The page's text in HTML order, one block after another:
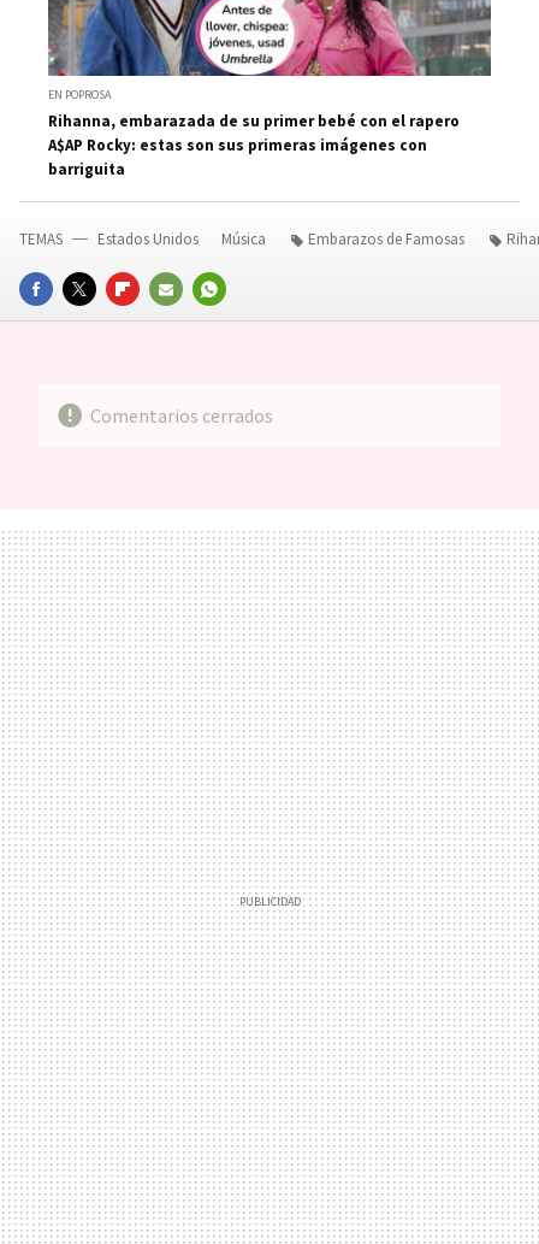
EN POPROSA
Rihanna, embarazada de su primer bebé con el rapero
A$AP Rocky: estas son sus primeras imágenes con
barriguita
FACEBOOKTWITTERFLIPBOARD
E-
WHATSAPP
TEMAS Estados Unidos Música Embarazos de Famosas
Comentarios cerrados